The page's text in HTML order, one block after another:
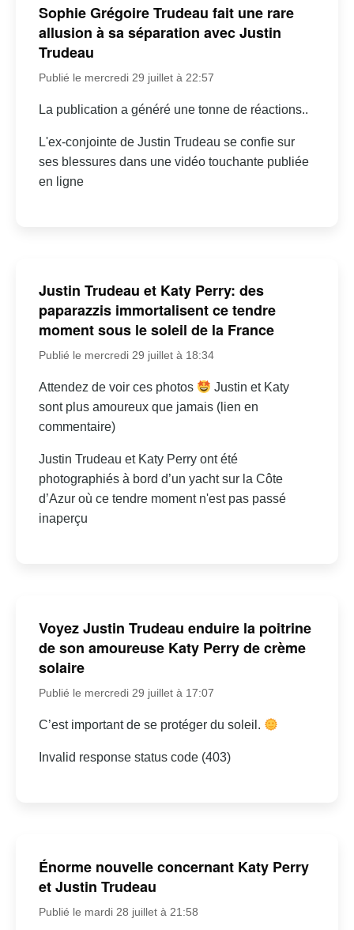
Sophie Grégoire Trudeau fait une rare
allusion à sa séparation avec Justin
Trudeau
Publié le mercredi 29 juillet à 22:57
La publication a généré une tonne de réactions..
L'ex-conjointe de Justin Trudeau se confie sur
ses blessures dans une vidéo touchante publiée
en ligne
Justin Trudeau et Katy Perry: des
paparazzis immortalisent ce tendre
moment sous le soleil de la France
Publié le mercredi 29 juillet à 18:34
Attendez de voir ces photos
Justin et Katy
sont plus amoureux que jamais (lien en
commentaire)
Justin Trudeau et Katy Perry ont été
photographiés à bord d’un yacht sur la Côte
d’Azur où ce tendre moment n'est pas passé
inaperçu
Voyez Justin Trudeau enduire la poitrine
de son amoureuse Katy Perry de crème
solaire
Publié le mercredi 29 juillet à 17:07
C’est important de se protéger du soleil.
Invalid response status code (403)
Énorme nouvelle concernant Katy Perry
et Justin Trudeau
Publié le mardi 28 juillet à 21:58